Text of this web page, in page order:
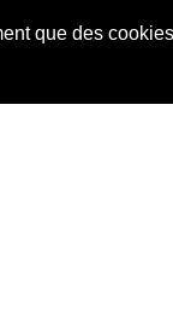
que des